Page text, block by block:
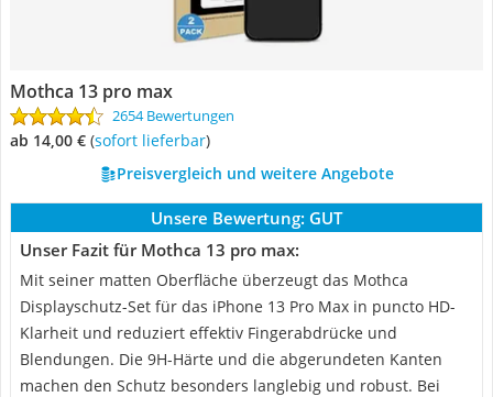
Mothca 13 pro max
2654 Bewertungen
ab 14,00 € ( Sofort lieferbar)
Preisvergleich und weitere Angebote
Unsere Bewertung: GUT
Unser Fazit für Mothca 13 pro max:
Mit seiner matten Oberfläche überzeugt das Mothca
Displayschutz-Set für das iPhone 13 Pro Max in puncto HD-
Klarheit und reduziert effektiv Fingerabdrücke und
Blendungen. Die 9H-Härte und die abgerundeten Kanten
machen den Schutz besonders langlebig und robust. Bei